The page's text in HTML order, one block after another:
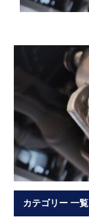
カテゴリー 一覧